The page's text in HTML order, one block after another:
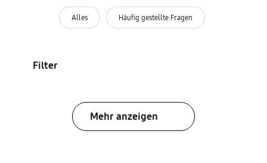
Alles Häufig gestellte Fragen
Filter
Mehr anzeigen